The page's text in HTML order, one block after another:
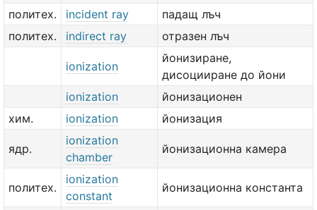
политех.
incident ray
падащ лъч
политех.
indirect ray отразен лъч
ionization
йонизиране,
дисоцииране до йони
ionization
йонизационен
хим.
ionization йонизация
ядр.
ionization
chamber
йонизационна камера
политех.
ionization
constant
йонизационна константа